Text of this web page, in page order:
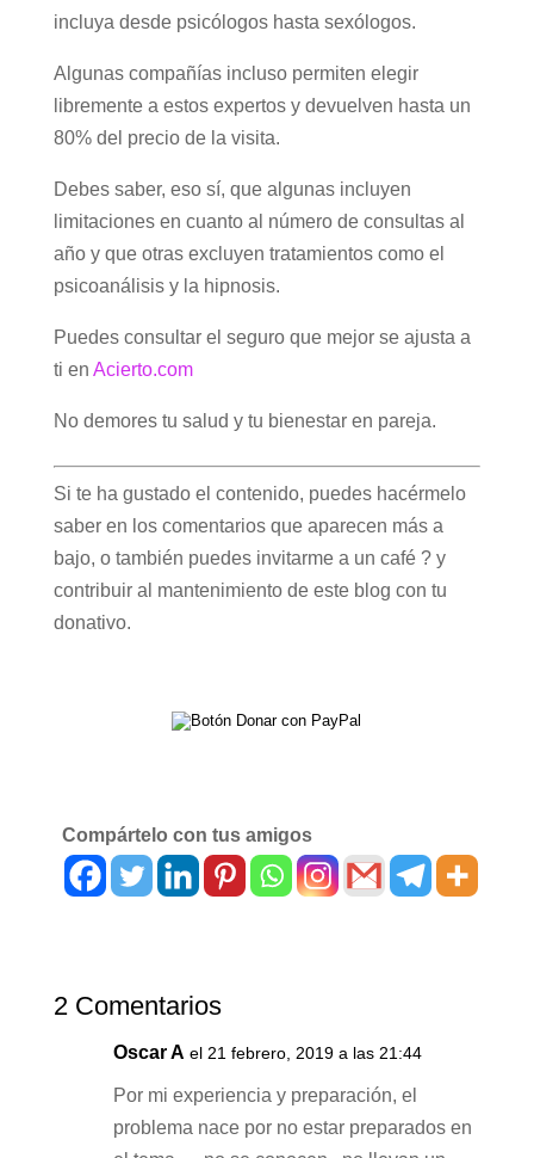
incluya desde psicólogos hasta sexólogos.
Algunas compañías incluso permiten elegir
libremente a estos expertos y devuelven hasta un
80% del precio de la visita.
Debes saber, eso sí, que algunas incluyen
limitaciones en cuanto al número de consultas al
año y que otras excluyen tratamientos como el
psicoanálisis y la hipnosis.
Puedes consultar el seguro que mejor se ajusta a
ti en Acierto.com
No demores tu salud y tu bienestar en pareja.
Si te ha gustado el contenido, puedes hacérmelo
saber en los comentarios que aparecen más a
bajo, o también puedes invitarme a un café ? y
contribuir al mantenimiento de este blog con tu
donativo.
Compártelo con tus amigos
2 Comentarios
Oscar A el 21 febrero, 2019 a las 21:44
Por mi experiencia y preparación, el
problema nace por no estar preparados en